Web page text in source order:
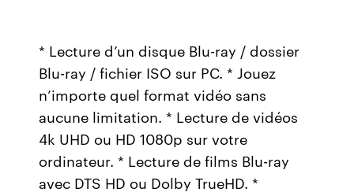
* Lecture d’un disque Blu-ray / dossier
Blu-ray / fichier ISO sur PC. * Jouez
n’importe quel format vidéo sans
aucune limitation. * Lecture de vidéos
4k UHD ou HD 1080p sur votre
ordinateur. * Lecture de films Blu-ray
avec DTS HD ou Dolby TrueHD. *